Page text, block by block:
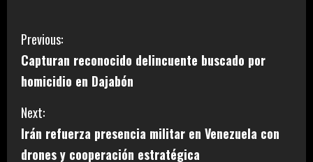
C
o
n
t
Previous:
Capturan reconocido delincuente buscado por
homicidio en Dajabón
Next:
Irán refuerza presencia militar en Venezuela con
drones y cooperación estratégica